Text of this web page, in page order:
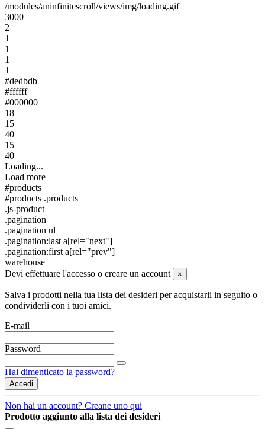
/modules/aninfinitescroll/views/img/loading.gif
3000
2
1
1
1
1
#dedbdb
#ffffff
#000000
18
15
40
15
40
Loading...
Load more
#products
#products .products
.js-product
.pagination
.pagination ul
.pagination:last a[rel="next"]
.pagination:first a[rel="prev"]
warehouse
Devi effettuare l'accesso o creare un account
×
Salva i prodotti nella tua lista dei desideri per acquistarli in seguito o
condividerli con i tuoi amici.
E-mail
Password
Hai dimenticato la password?
Accedi
Non hai un account? Creane uno qui
Prodotto aggiunto alla lista dei desideri